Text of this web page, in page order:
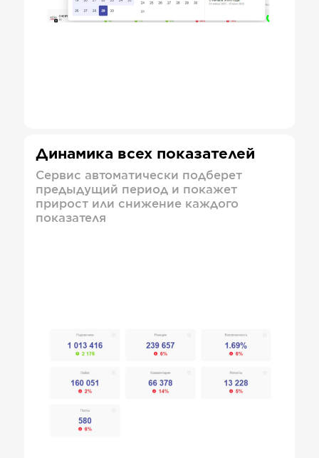
Динамика всех показателей
Сервис автоматически подберет
предыдущий период и покажет
прирост или снижение каждого
показателя